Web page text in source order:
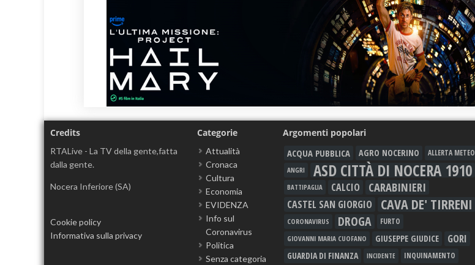
Credits
RTALive - La TV della gente,fatta
dalla gente.
Nocera Inferiore (SA)
Cookie policy
Informativa sulla privacy
Categorie
Attualità
Cronaca
Cultura
Economia
EVIDENZA
Info sul
Coronavirus
Politica
Senza categoria
Argomenti popolari
ACQUA PUBBLICA AGRO NOCERINO
ALLERTA METEO
ANGRI
ASD CITTÀ DI NOCERA 1910
BATTIPAGLIA CALCIO CARABINIERI
CASTEL SAN GIORGIO CAVA DE' TIRRENI
CORONAVIRUS DROGA FURTO
GIOVANNI MARIA CUOFANO GIUSEPPE GIUDICE GORI
GUARDIA DI FINANZA INCIDENTE INQUINAMENTO